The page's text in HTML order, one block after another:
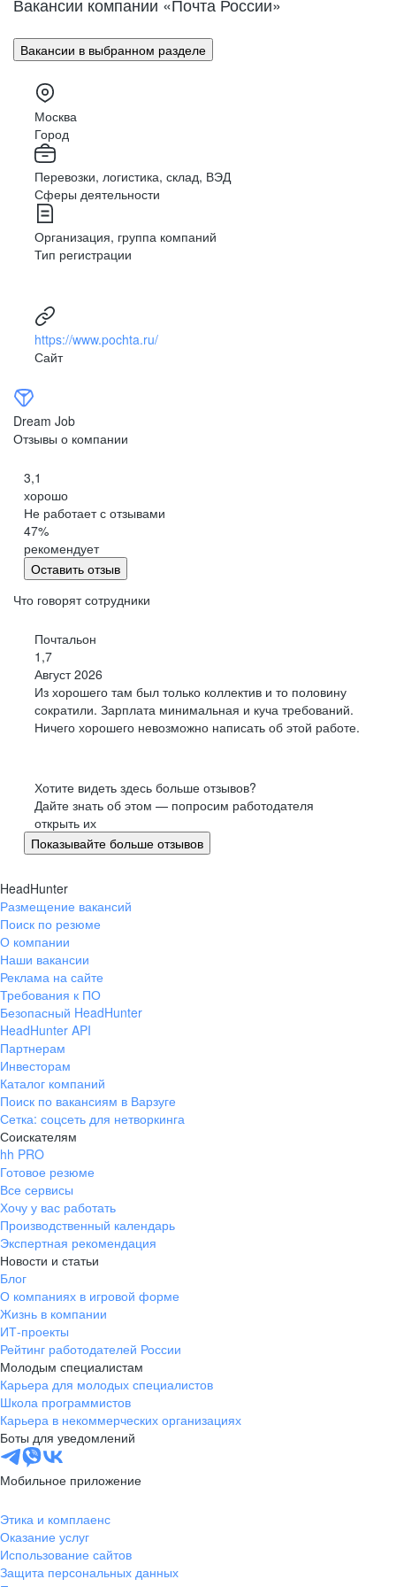
Поволжье
Урал
Сибирь
Дальний Восток
Северный Кавказ
Улан-Удэ
Владивосток
Владимир
Волгоград
Воронеж
Махачкала
Биробиджан
Иваново (Ивановская область)
Израиль
Магас
Казахстан
Калининград
Элиста
Петропавловск-Камчатский
Черкесск
Киров
Китай
Сыктывкар
Кострома
Краснодар
Курск
Липецк
Магадан
Йошкар-Ола
Саранск
Великий Новгород
Омск
Орел
Пенза
Пермь
Петрозаводск
Псков
Ростов-на-Дону
Рязань
Самара
Саратов
Якутск
Южно-Сахалинск
Владикавказ
Смоленск
Ставрополь
Тамбов
Казань
Тверь
Томск
Кызыл
Тула
Тюмень
Ижевск
Ульяновск
Уфа
Хабаровск
Абакан
Челябинск
Грозный
Чебоксары
Ярославль
Киев
Вакансии в выбранном разделе
Москва
Город
Перевозки, логистика, склад, ВЭД
Сферы деятельности
Организация, группа компаний
Тип регистрации
https://www.pochta.ru/
Сайт
Dream Job
Отзывы о компании
3,1
хорошо
Не работает с отзывами
47%
рекомендует
Оставить отзыв
Что говорят сотрудники
Почтальон
1,7
Август 2026
Из хорошего там был только коллектив и то половину
сократили. Зарплата минимальная и куча требований.
Ничего хорошего невозможно написать об этой работе.
Хотите видеть здесь больше отзывов?
Дайте знать об этом — попросим работодателя
открыть их
Показывайте больше отзывов
HeadHunter
Размещение вакансий
Поиск по резюме
О компании
Наши вакансии
Реклама на сайте
Требования к ПО
Безопасный HeadHunter
HeadHunter API
Партнерам
Инвесторам
Каталог компаний
Поиск по вакансиям в Варзуге
Сетка: соцсеть для нетворкинга
Соискателям
hh PRO
Готовое резюме
Все сервисы
Хочу у вас работать
Производственный календарь
Экспертная рекомендация
Новости и статьи
Блог
О компаниях в игровой форме
Жизнь в компании
ИТ-проекты
Рейтинг работодателей России
Молодым специалистам
Карьера для молодых специалистов
Школа программистов
Карьера в некоммерческих организациях
Боты для уведомлений
Мобильное приложение
Этика и комплаенс
Оказание услуг
Использование сайтов
Защита персональных данных